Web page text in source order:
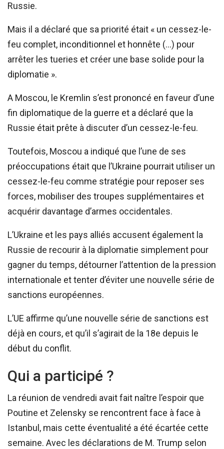
Russie.
Mais il a déclaré que sa priorité était « un cessez-le-
feu complet, inconditionnel et honnête (…) pour
arrêter les tueries et créer une base solide pour la
diplomatie ».
A Moscou, le Kremlin s’est prononcé en faveur d’une
fin diplomatique de la guerre et a déclaré que la
Russie était prête à discuter d’un cessez-le-feu.
Toutefois, Moscou a indiqué que l’une de ses
préoccupations était que l’Ukraine pourrait utiliser un
cessez-le-feu comme stratégie pour reposer ses
forces, mobiliser des troupes supplémentaires et
acquérir davantage d’armes occidentales.
L’Ukraine et les pays alliés accusent également la
Russie de recourir à la diplomatie simplement pour
gagner du temps, détourner l’attention de la pression
internationale et tenter d’éviter une nouvelle série de
sanctions européennes.
L’UE affirme qu’une nouvelle série de sanctions est
déjà en cours, et qu’il s’agirait de la 18e depuis le
début du conflit.
Qui a participé ?
La réunion de vendredi avait fait naître l’espoir que
Poutine et Zelensky se rencontrent face à face à
Istanbul, mais cette éventualité a été écartée cette
semaine. Avec les déclarations de M. Trump selon